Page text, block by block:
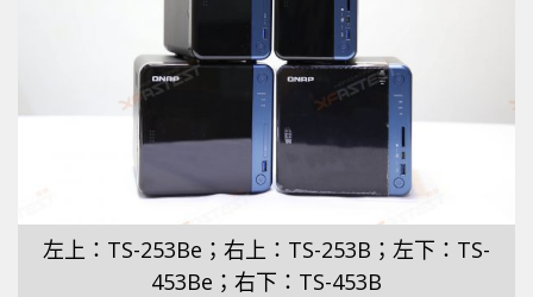
左上：TS-253Be；右上：TS-253B；左下：TS-
453Be；右下：TS-453B